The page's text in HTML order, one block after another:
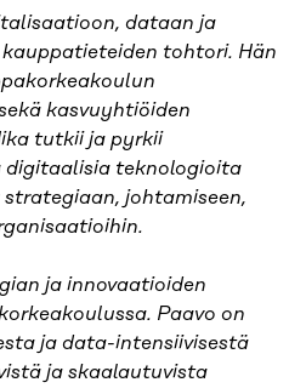
dataan ja
tohtori. Hän
kasvuyhtiöiden
tutkii ja pyrkii
digitaalisia teknologioita
johtamiseen,
ja innovaatioiden
Paavo on
ja data-intensiivisestä
ja skaalautuvista